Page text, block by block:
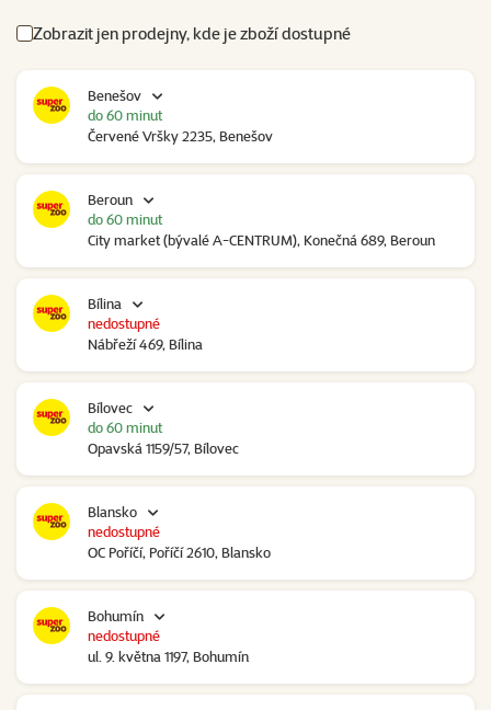
Zobrazit jen prodejny, kde je zboží dostupné
Benešov
Červené Vršky 2235, Benešov
do 60 minut
Beroun
City market (bývalé A-CENTRUM), Konečná 689, Beroun
do 60 minut
Bílina
Nábřeží 469, Bílina
nedostupné
Bílovec
Opavská 1159/57, Bílovec
do 60 minut
Blansko
OC Poříčí, Poříčí 2610, Blansko
nedostupné
Bohumín
ul. 9. května 1197, Bohumín
nedostupné